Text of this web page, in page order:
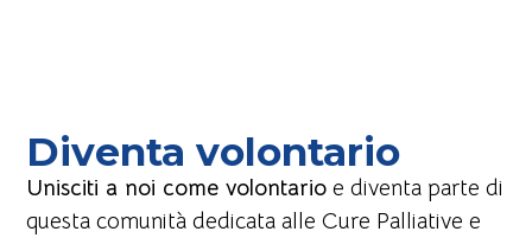
Diventa volontario
Unisciti a noi come volontario e diventa parte di
questa comunità dedicata alle Cure Palliative e